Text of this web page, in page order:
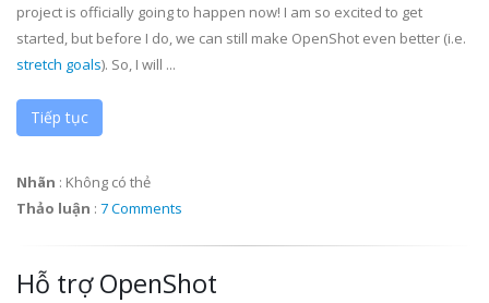
project is officially going to happen now! I am so excited to get
started, but before I do, we can still make OpenShot even better (i.e.
stretch goals). So, I will ...
Tiếp tục
Nhãn : Không có thẻ
Thảo luận : 7 Comments
Hỗ trợ OpenShot